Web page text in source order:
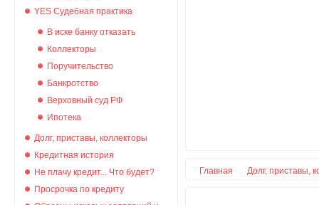
YES Судебная практика
В иске банку отказать
Коллекторы
Поручительство
Банкротство
Верховный суд РФ
Ипотека
Долг, приставы, коллекторы
Кредитная история
Не плачу кредит... Что будет?
Просрочка по кредиту
Главная Долг, приставы,